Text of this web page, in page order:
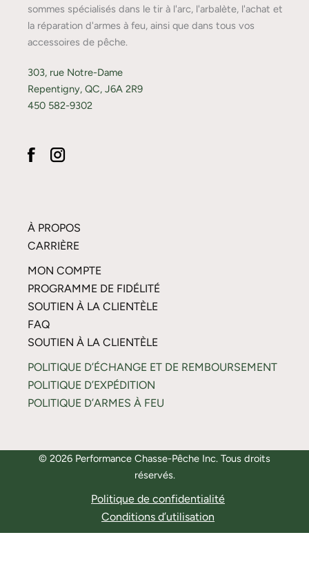
sommes spécialisés dans le tir à l'arc, l'arbalète, l'achat et
la réparation d'armes à feu, ainsi que dans tous vos
accessoires de pêche.
303, rue Notre-Dame
Repentigny, QC, J6A 2R9
450 582-9302
À PROPOS
CARRIÈRE
MON COMPTE
PROGRAMME DE FIDÉLITÉ
SOUTIEN À LA CLIENTÈLE
FAQ
SOUTIEN À LA CLIENTÈLE
POLITIQUE D’ÉCHANGE ET DE REMBOURSEMENT
POLITIQUE D’EXPÉDITION
POLITIQUE D’ARMES À FEU
© 2026 Performance Chasse-Pêche Inc. Tous droits
réservés.
Politique de confidentialité
Conditions d’utilisation